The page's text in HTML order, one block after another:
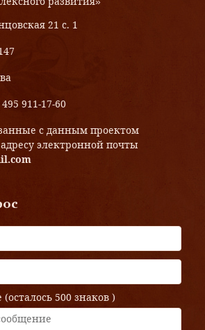
21 с. 1
911-17-60
с данным проектом
электронной почты
500 знаков )